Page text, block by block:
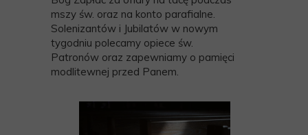
mszy św. oraz na konto parafialne.
Solenizantów i Jubilatów w nowym
tygodniu polecamy opiece św.
Patronów oraz zapewniamy o pamięci
modlitewnej przed Panem.